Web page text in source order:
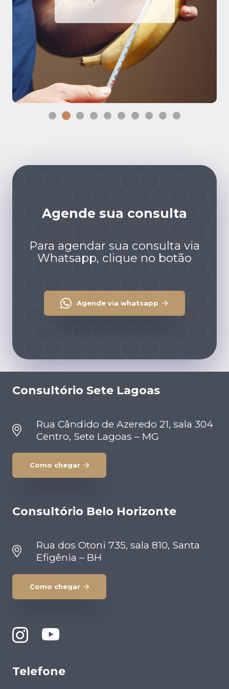
Agende sua consulta
Para agendar sua consulta via
Whatsapp, clique no botão
Agende via whatsapp
Consultório Sete Lagoas
Rua Cândido de Azeredo 21, sala 304
Centro, Sete Lagoas – MG
Como chegar
Consultório Belo Horizonte
Rua dos Otoni 735, sala 810, Santa
Efigênia – BH
Como chegar
Telefone